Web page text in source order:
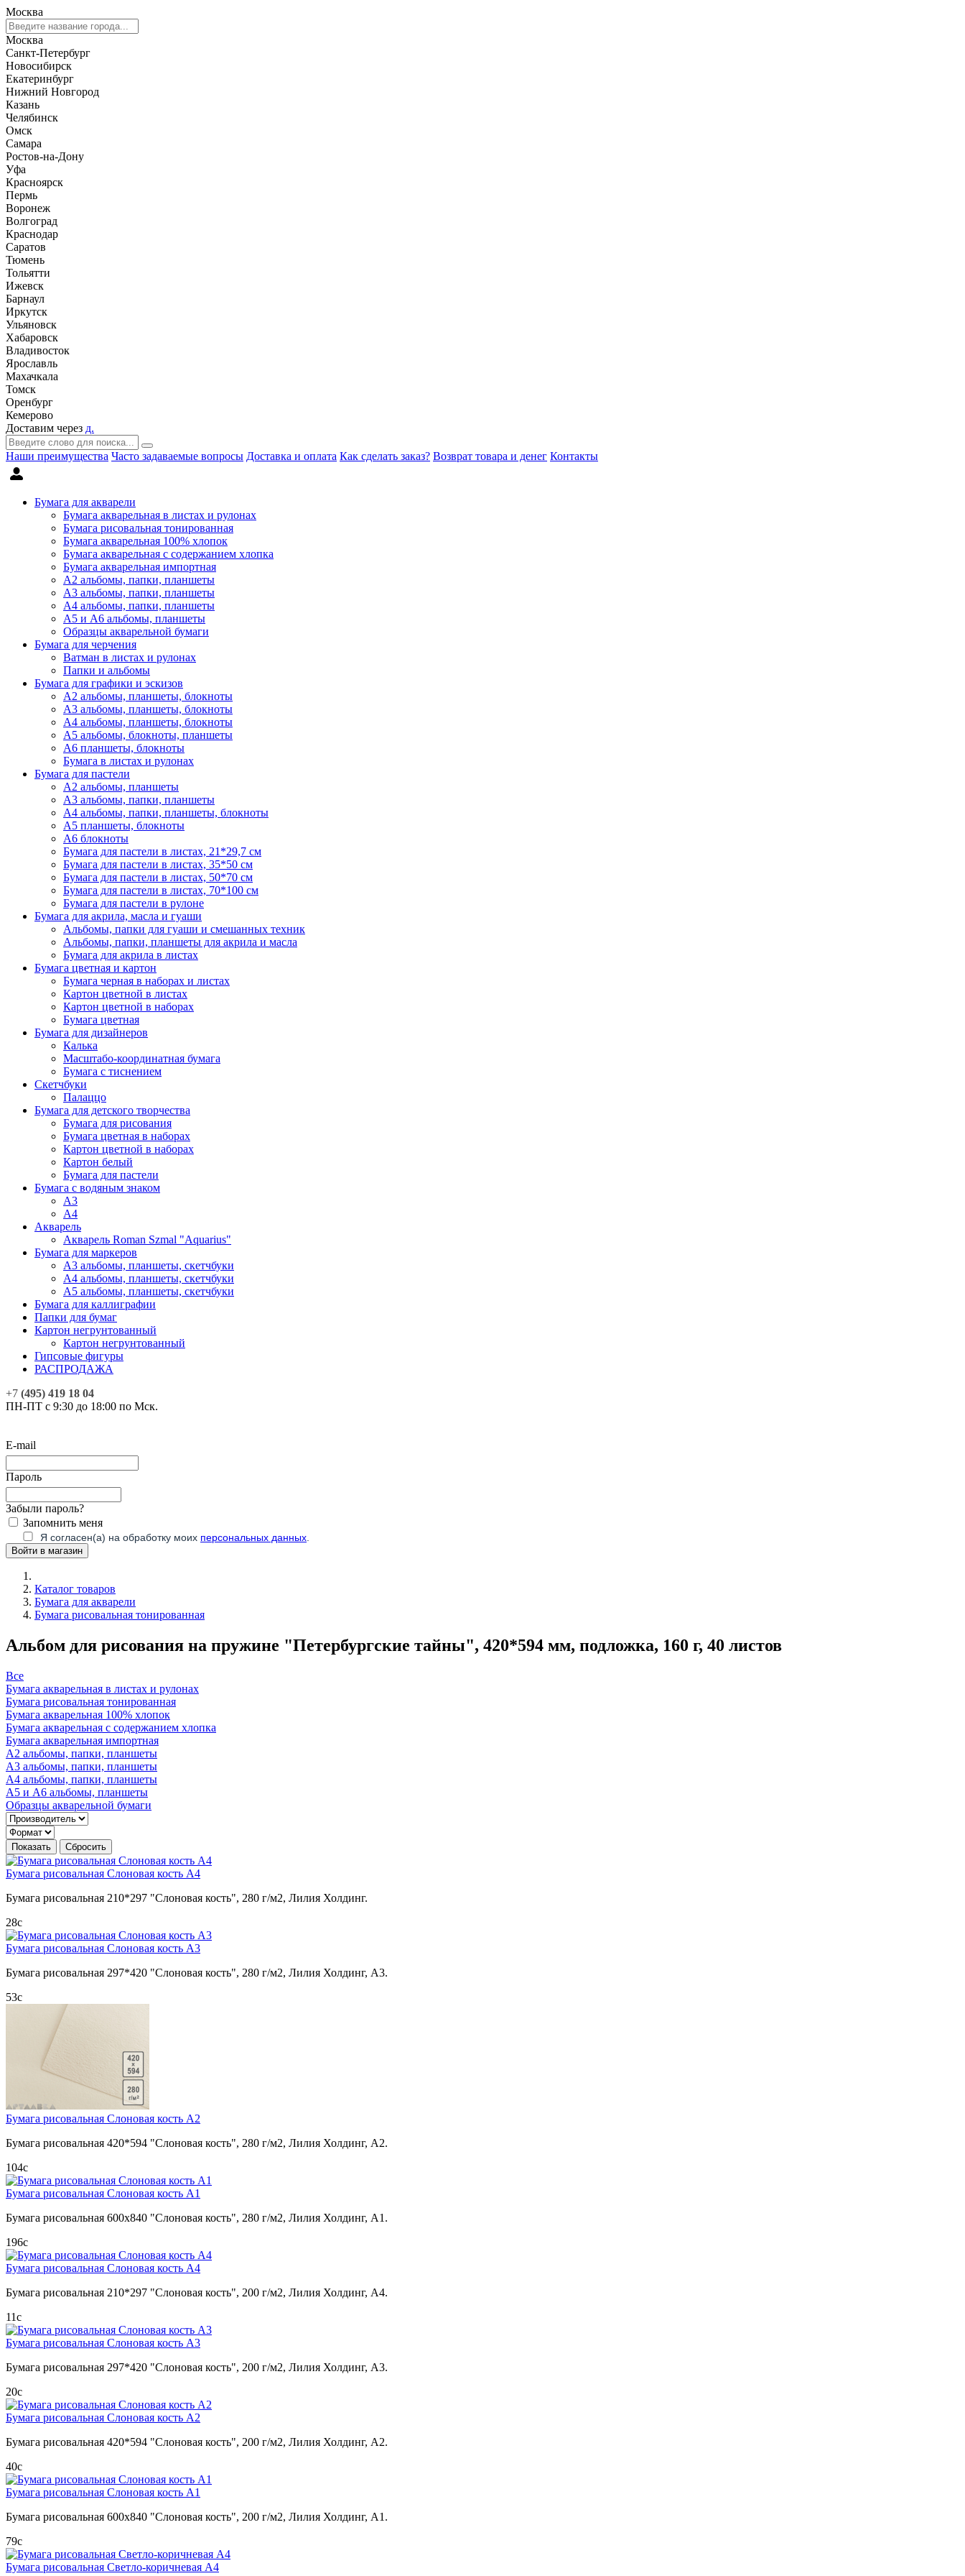
Москва
Москва
Санкт-Петербург
Новосибирск
Екатеринбург
Нижний Новгород
Казань
Челябинск
Омск
Самара
Ростов-на-Дону
Уфа
Красноярск
Пермь
Воронеж
Волгоград
Краснодар
Саратов
Тюмень
Тольятти
Ижевск
Барнаул
Иркутск
Ульяновск
Хабаровск
Владивосток
Ярославль
Махачкала
Томск
Оренбург
Кемерово
Доставим через д.
Наши преимущества Часто задаваемые вопросы Доставка и оплата Как сделать заказ? Возврат товара и денег Контакты
Бумага для акварели
Бумага акварельная в листах и рулонах
Бумага рисовальная тонированная
Бумага акварельная 100% хлопок
Бумага акварельная с содержанием хлопка
Бумага акварельная импортная
А2 альбомы, папки, планшеты
А3 альбомы, папки, планшеты
А4 альбомы, папки, планшеты
А5 и А6 альбомы, планшеты
Образцы акварельной бумаги
Бумага для черчения
Ватман в листах и рулонах
Папки и альбомы
Бумага для графики и эскизов
А2 альбомы, планшеты, блокноты
А3 альбомы, планшеты, блокноты
А4 альбомы, планшеты, блокноты
А5 альбомы, блокноты, планшеты
А6 планшеты, блокноты
Бумага в листах и рулонах
Бумага для пастели
А2 альбомы, планшеты
А3 альбомы, папки, планшеты
А4 альбомы, папки, планшеты, блокноты
А5 планшеты, блокноты
А6 блокноты
Бумага для пастели в листах, 21*29,7 см
Бумага для пастели в листах, 35*50 см
Бумага для пастели в листах, 50*70 см
Бумага для пастели в листах, 70*100 см
Бумага для пастели в рулоне
Бумага для акрила, масла и гуаши
Альбомы, папки для гуаши и смешанных техник
Альбомы, папки, планшеты для акрила и масла
Бумага для акрила в листах
Бумага цветная и картон
Бумага черная в наборах и листах
Картон цветной в листах
Картон цветной в наборах
Бумага цветная
Бумага для дизайнеров
Калька
Масштабо-координатная бумага
Бумага с тиснением
Скетчбуки
Палаццо
Бумага для детского творчества
Бумага для рисования
Бумага цветная в наборах
Картон цветной в наборах
Картон белый
Бумага для пастели
Бумага с водяным знаком
А3
А4
Акварель
Акварель Roman Szmal "Aquarius"
Бумага для маркеров
А3 альбомы, планшеты, скетчбуки
А4 альбомы, планшеты, скетчбуки
А5 альбомы, планшеты, скетчбуки
Бумага для каллиграфии
Папки для бумаг
Картон негрунтованный
Картон негрунтованный
Гипсовые фигуры
РАСПРОДАЖА
+7 (495) 419 18 04
ПН-ПТ с 9:30 до 18:00 по Мск.
E-mail
Пароль
Забыли пароль?
Запомнить меня
Я согласен(а) на обработку моих персональных данных
Каталог товаров
Бумага для акварели
Бумага рисовальная тонированная
Альбом для рисования на пружине "Петербургские тайны", 420*594 мм, подложка, 160 г, 40 листов
Все
Бумага акварельная в листах и рулонах
Бумага рисовальная тонированная
Бумага акварельная 100% хлопок
Бумага акварельная с содержанием хлопка
Бумага акварельная импортная
А2 альбомы, папки, планшеты
А3 альбомы, папки, планшеты
А4 альбомы, папки, планшеты
А5 и А6 альбомы, планшеты
Образцы акварельной бумаги
Бумага рисовальная Слоновая кость А4
Бумага рисовальная 210*297 "Слоновая кость", 280 г/м2, Лилия Холдинг.
28c
Бумага рисовальная Слоновая кость А3
Бумага рисовальная 297*420 "Слоновая кость", 280 г/м2, Лилия Холдинг, А3.
53c
Бумага рисовальная Слоновая кость А2
Бумага рисовальная 420*594 "Слоновая кость", 280 г/м2, Лилия Холдинг, А2.
104c
Бумага рисовальная Слоновая кость А1
Бумага рисовальная 600х840 "Слоновая кость", 280 г/м2, Лилия Холдинг, А1.
196c
Бумага рисовальная Слоновая кость А4
Бумага рисовальная 210*297 "Слоновая кость", 200 г/м2, Лилия Холдинг, А4.
11c
Бумага рисовальная Слоновая кость А3
Бумага рисовальная 297*420 "Слоновая кость", 200 г/м2, Лилия Холдинг, А3.
20c
Бумага рисовальная Слоновая кость А2
Бумага рисовальная 420*594 "Слоновая кость", 200 г/м2, Лилия Холдинг, А2.
40c
Бумага рисовальная Слоновая кость А1
Бумага рисовальная 600х840 "Слоновая кость", 200 г/м2, Лилия Холдинг, А1.
79c
Бумага рисовальная Светло-коричневая А4